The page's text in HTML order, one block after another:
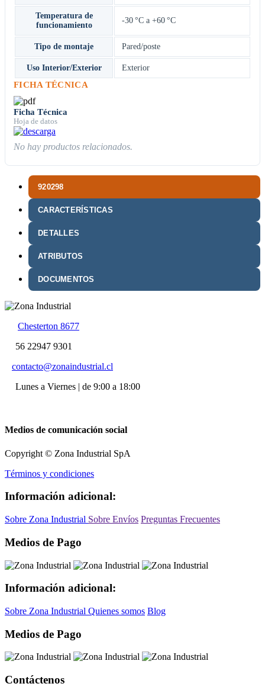
920298
CARACTERÍSTICAS
DETALLES
ATRIBUTOS
DOCUMENTOS
Temperatura de
funcionamiento
-30 °C a +60 °C
Tipo de montaje Pared/poste
Uso Interior/Exterior Exterior
FICHA TÉCNICA
Ficha Técnica
Hoja de datos
No hay productos relacionados.
Chesterton 8677
56 22947 9301
contacto@zonaindustrial.cl
Lunes a Viernes | de 9:00 a 18:00
Medios de comunicación social
Copyright © Zona Industrial SpA
Términos y condiciones
Información adicional:
Sobre Zona Industrial Sobre Envíos Preguntas Frecuentes
Medios de Pago
Información adicional:
Sobre Zona Industrial Quienes somos Blog
Medios de Pago
Contáctenos